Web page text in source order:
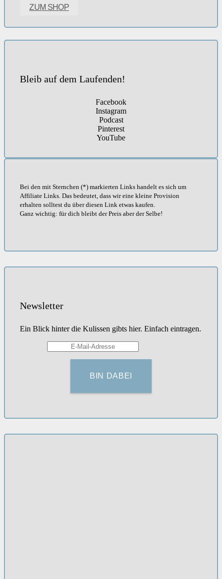
ZUM SHOP
Bleib auf dem Laufenden!
Facebook
Instagram
Podcast
Pinterest
YouTube
Bei den mit Sternchen (*) markierten Links handelt es sich um
Affiliate Links. Das bedeutet, dass wir eine kleine Provision
erhalten solltest du über diesen Link etwas kaufen.
Ganz wichtig: für dich bleibt der Preis aber der Selbe!
Newsletter
Ein Blick hinter die Kulissen gibts hier. Einfach eintragen.